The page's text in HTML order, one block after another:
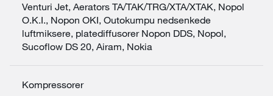
Venturi Jet, Aerators TA/TAK/TRG/XTA/XTAK, Nopol
O.K.I., Nopon OKI, Outokumpu nedsenkede
luftmiksere, platediffusorer Nopon DDS, Nopol,
Sucoflow DS 20, Airam, Nokia
Kompressorer